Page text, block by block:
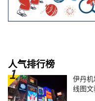
人气排行榜
伊丹
线图